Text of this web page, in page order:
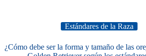
Estándares de la Raza
¿Cómo debe ser la forma y tamaño de las